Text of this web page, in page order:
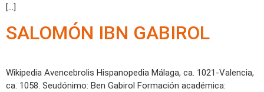
[…]
SALOMÓN IBN GABIROL
Wikipedia Avencebrolis Hispanopedia Málaga, ca. 1021-Valencia,
ca. 1058. Seudónimo: Ben Gabirol Formación académica: